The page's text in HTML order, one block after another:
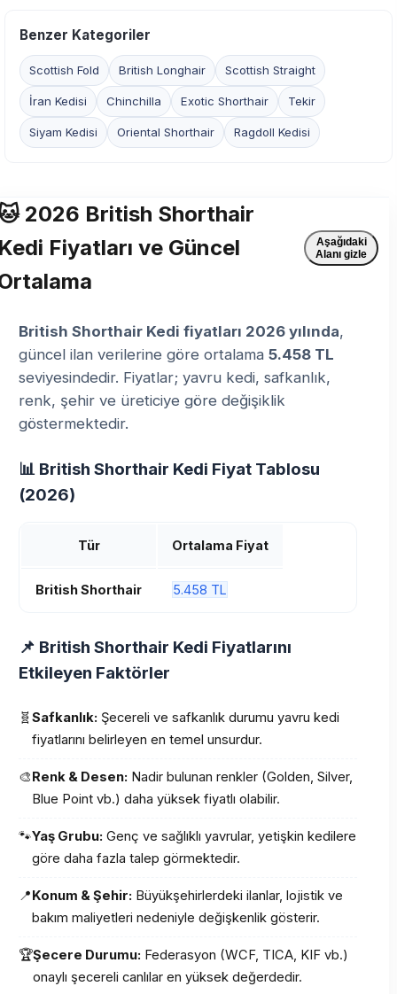
Benzer Kategoriler
Scottish Fold British Longhair Scottish Straight
İran Kedisi Chinchilla Exotic Shorthair Tekir
Siyam Kedisi Oriental Shorthair Ragdoll Kedisi
2026 British Shorthair
Fiyatları ve Güncel
Aşağıdaki
Alanı gizle
British Shorthair Kedi fiyatları 2026 yılında,
güncel ilan verilerine göre ortalama 5.458 TL
seviyesindedir. Fiyatlar; yavru kedi, safkanlık,
renk, şehir ve üreticiye göre değişiklik
göstermektedir.
📊 British Shorthair Kedi Fiyat Tablosu
(2026)
Tür Ortalama Fiyat
British Shorthair 5.458 TL
📌 British Shorthair Kedi Fiyatlarını
Etkileyen Faktörler
🧬 Safkanlık: Şecereli ve safkanlık durumu yavru kedi
fiyatlarını belirleyen en temel unsurdur.
🎨Renk & Desen: Nadir bulunan renkler (Golden, Silver,
Blue Point vb.) daha yüksek fiyatlı olabilir.
🐾Yaş Grubu: Genç ve sağlıklı yavrular, yetişkin kedilere
göre daha fazla talep görmektedir.
📍Konum & Şehir: Büyükşehirlerdeki ilanlar, lojistik ve
bakım maliyetleri nedeniyle değişkenlik gösterir.
🏆Şecere Durumu: Federasyon (WCF, TICA, KIF vb.)
onaylı şecereli canlılar en yüksek değerdedir.